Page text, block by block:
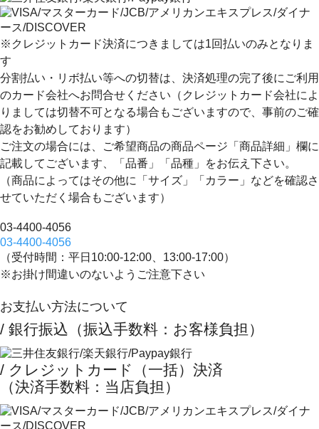
※クレジットカード決済につきましては1回払いのみとなりま
す
分割払い・リボ払い等への切替は、決済処理の完了後にご利用
のカード会社へお問合せください（クレジットカード会社によ
りましては切替不可となる場合もございますので、事前のご確
認をお勧めしております）
ご注文の場合には、ご希望商品の商品ページ「商品詳細」欄に
記載してございます、
「品番」「品種」
をお伝え下さい。
（商品によってはその他に「サイズ」「カラー」などを確認さ
せていただく場合もございます）
03-4400-4056
03-4400-4056
（受付時間：平日10:00-12:00、13:00-17:00）
※お掛け間違いのないようご注意下さい
お支払い方法について
/ 銀行振込（振込手数料：お客様負担）
/ クレジットカード（一括）決済
（決済手数料：当店負担）